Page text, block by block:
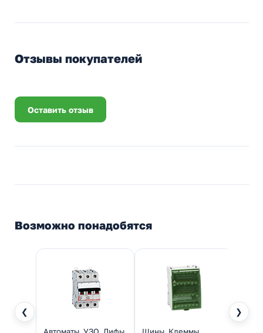
Отзывы покупателей
Оставить отзыв
Возможно понадобятся
❮ ❯
Автоматы, УЗО, Дифы
Шины, Клеммы,